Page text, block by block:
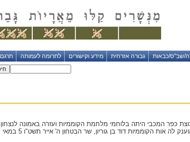
שב"ס/כבאות גבורה אזרחית מידע וקישורים לתרומה לעמותה תרגם
כפר המכבי היתה בלוחמי מלחמת הקוממיות ועזרה באמונה לנצחון
צבא הגנה לישראל, ועל כן הוענק לה אות הקוממיות דוד בן גוריון, שר הבטחון ה' אייר תשט"ו 5 במאי